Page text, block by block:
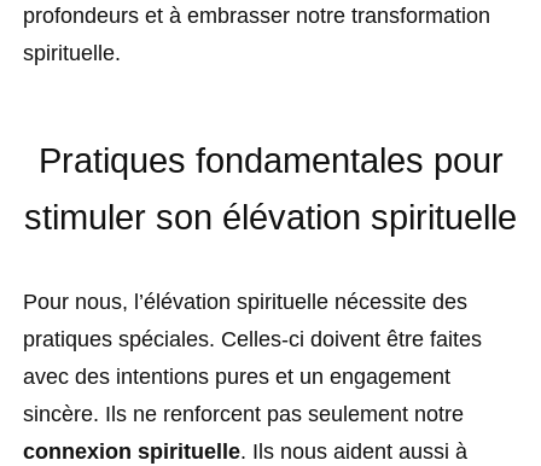
profondeurs et à embrasser notre transformation
spirituelle.
Pratiques fondamentales pour
stimuler son élévation spirituelle
Pour nous, l’élévation spirituelle nécessite des
pratiques spéciales. Celles-ci doivent être faites
avec des intentions pures et un engagement
sincère. Ils ne renforcent pas seulement notre
connexion spirituelle. Ils nous aident aussi à